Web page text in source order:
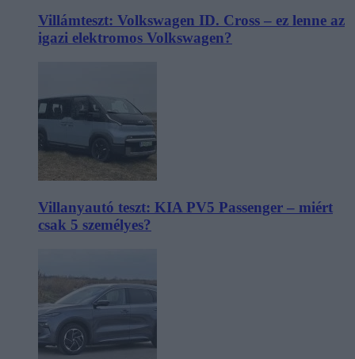
Villámteszt: Volkswagen ID. Cross – ez lenne az
igazi elektromos Volkswagen?
Villanyautó teszt: KIA PV5 Passenger – miért
csak 5 személyes?